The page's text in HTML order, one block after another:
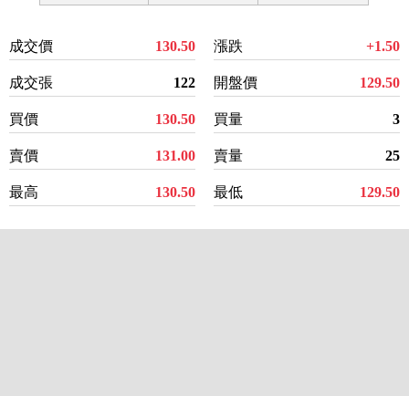
成交價 130.50
成交張 122
買價 130.50
賣價 131.00
最高 130.50
漲跌 +1.50
開盤價 129.50
買量 3
賣量 25
最低 129.50